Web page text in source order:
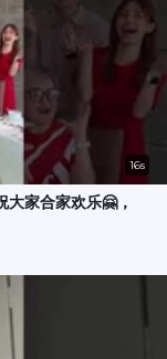
16s
家合家欢乐🤗，